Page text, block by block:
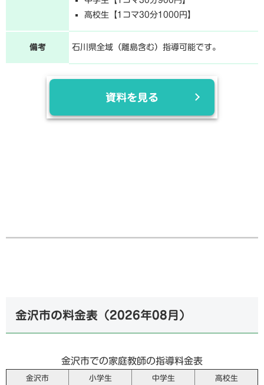
高校生【1コマ30分1000円】
備考 石川県全域（離島含む）指導可能です。
資料を見る
金沢市の料金表（2026年08月）
金沢市での家庭教師の指導料金表
金沢市 小学生 中学生 高校生